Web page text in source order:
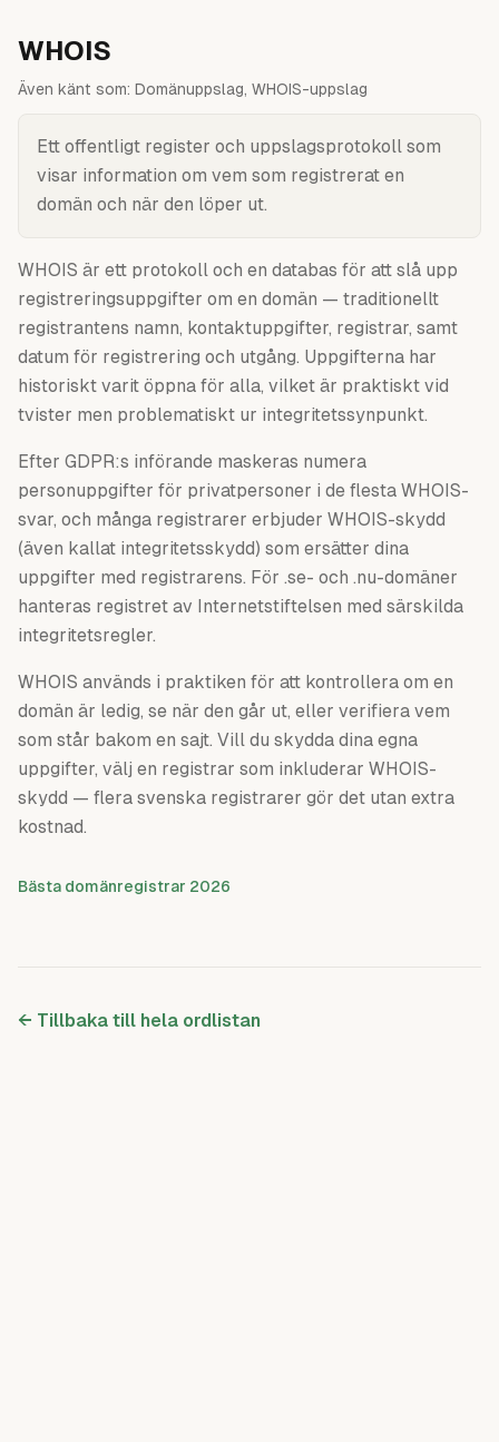
WHOIS
Även känt som: Domänuppslag, WHOIS-uppslag
Ett offentligt register och uppslagsprotokoll som
visar information om vem som registrerat en
domän och när den löper ut.
WHOIS är ett protokoll och en databas för att slå upp
registreringsuppgifter om en domän — traditionellt
registrantens namn, kontaktuppgifter, registrar, samt
datum för registrering och utgång. Uppgifterna har
historiskt varit öppna för alla, vilket är praktiskt vid
tvister men problematiskt ur integritetssynpunkt.
Efter GDPR:s införande maskeras numera
personuppgifter för privatpersoner i de flesta WHOIS-
svar, och många registrarer erbjuder WHOIS-skydd
(även kallat integritetsskydd) som ersätter dina
uppgifter med registrarens. För .se- och .nu-domäner
hanteras registret av Internetstiftelsen med särskilda
integritetsregler.
WHOIS används i praktiken för att kontrollera om en
domän är ledig, se när den går ut, eller verifiera vem
som står bakom en sajt. Vill du skydda dina egna
uppgifter, välj en registrar som inkluderar WHOIS-
skydd — flera svenska registrarer gör det utan extra
kostnad.
Bästa domänregistrar 2026
← Tillbaka till hela ordlistan